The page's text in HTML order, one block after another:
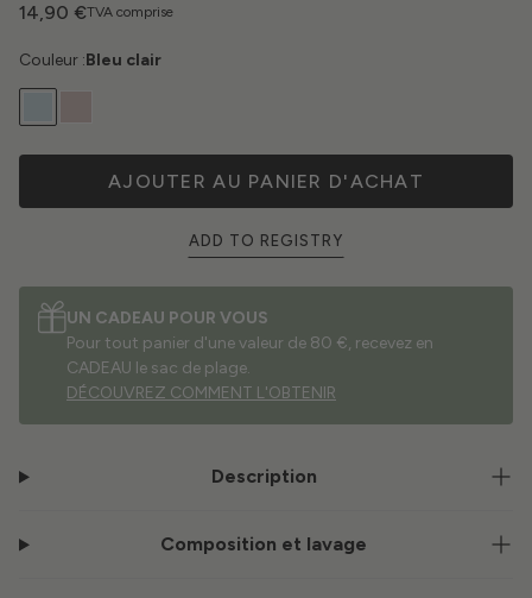
TVA comprise
14,90 €
Couleur :Bleu clair
AJOUTER AU PANIER D'ACHAT
ADD TO REGISTRY
UN CADEAU POUR VOUS
Pour tout panier d'une valeur de 80 €, recevez en
CADEAU le sac de plage.
DÉCOUVREZ COMMENT L'OBTENIR
Description
Composition et lavage